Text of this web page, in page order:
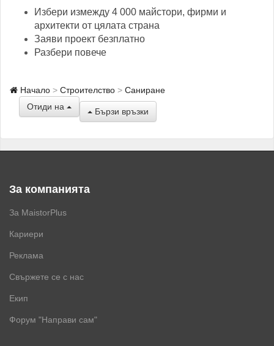
Избери измежду 4 000 майстори, фирми и
архитекти от цялата страна
Заяви проект безплатно
Разбери повече
Начало Строителство
Саниране
Отиди на
Бързи връзки
За компанията
За MaistorPlus
Кариери
Реклама
Свържете се с нас
Екип
Форум "Направи сам"